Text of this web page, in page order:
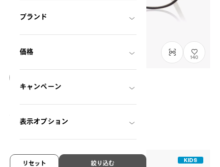
ブランド
価格
キャンペーン
表示オプション
絞り込む
リセット
140
OWNDAYS × POMPOMPURIN
¥11,800 税込
KIDS